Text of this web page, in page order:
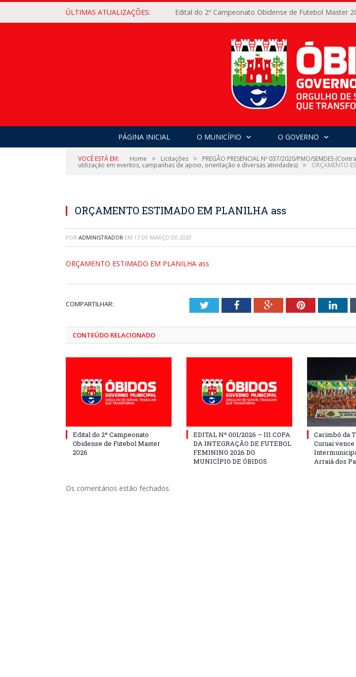
ÚLTIMAS ATUALIZAÇÕES: Edital do 2º Campeonato Obidense de Futebol Master
PÁGINA INICIAL O MUNICÍPIO O GOVERNO
VOCÊ ESTÁ EM: Home » Licitações » PREGÃO PRESENCIAL Nº 037/2020/PMO/SEMDES
utilização em eventos, campanhas de apoio, orientação e diversas atividades) » ORÇAMENTO
ORÇAMENTO ESTIMADO EM PLANILHA ass
POR ADMINISTRADOR EM 17 DE MARÇO DE 2020
ORÇAMENTO ESTIMADO EM PLANILHA ass
COMPARTILHAR: TwitterFacebookGoogle+Pinterest
CONTEÚDO RELACIONADO
Edital do 2º Campeonato
Obidense de Futebol Master
2026
EDITAL Nº 001/2026 – III COPA
DA INTEGRAÇÃO DE FUTEBOL
FEMININO 2026 DO
MUNICÍPIO DE ÓBIDOS
Carimbó da
Curuai vence
Arraiá dos
Os comentários estão fechados.